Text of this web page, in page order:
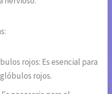
rojos: Es esencial para
rojos.